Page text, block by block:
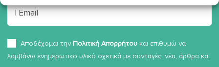
Αποδέχομαι την Πολιτική Απορρήτου και επιθυμώ να
λαμβάνω ενημερωτικό υλικό σχετικά με συνταγές, νέα, άρθρα κα.